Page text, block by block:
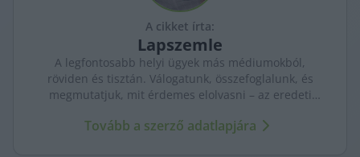
A cikket írta:
Lapszemle
A legfontosabb helyi ügyek más médiumokból,
röviden és tisztán. Válogatunk, összefoglalunk, és
megmutatjuk, mit érdemes elolvasni – az eredeti
Tovább a szerző adatlapjára